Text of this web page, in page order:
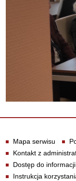
Mapa serwisu
Kontakt z
Dostęp do
Instrukcja